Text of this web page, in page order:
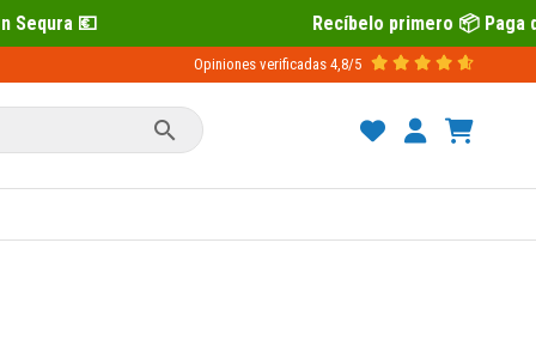
Recíbelo primero 📦 Paga después con
Opiniones verificadas 4,8/5
